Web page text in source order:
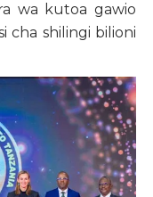
wa kutoa gawio
cha shilingi bilioni